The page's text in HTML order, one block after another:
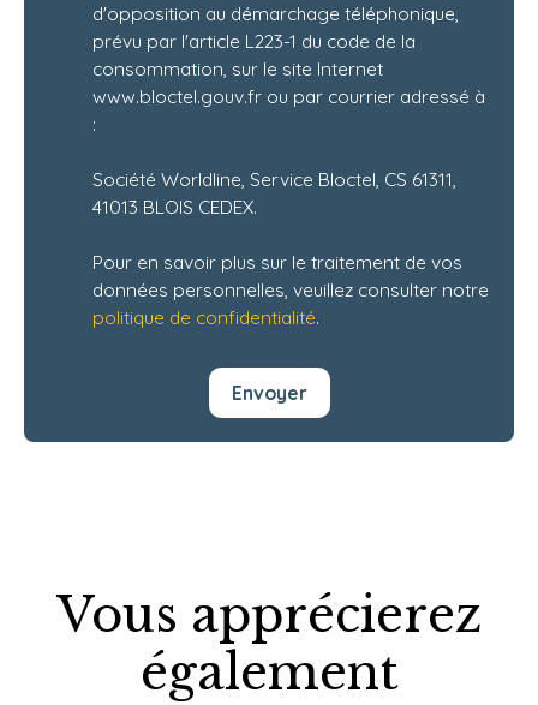
d'opposition au démarchage téléphonique,
prévu par l'article L223-1 du code de la
consommation, sur le site Internet
www.bloctel.gouv.fr ou par courrier adressé à
:
Société Worldline, Service Bloctel, CS 61311,
41013 BLOIS CEDEX.
Pour en savoir plus sur le traitement de vos
données personnelles, veuillez consulter notre
politique de confidentialité.
Envoyer
Vous apprécierez
également